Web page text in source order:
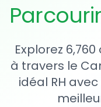
Explorez
à travers le
idéal RH